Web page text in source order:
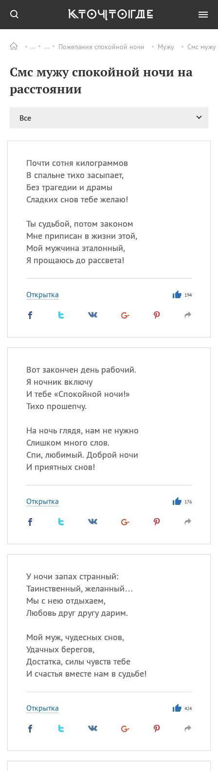
Пожелания спокойной ночи Мужу Смс мужу
Смс мужу спокойной ночи на
расстоянии
Все
Почти сотня килограммов
В спальне тихо засыпает,
Без трагедии и драмы
Сладких снов тебе желаю!
Ты судьбой, потом законом
Мне приписан в жизни этой,
Мой мужчина эталонный,
Я прощаюсь до рассвета!
Открытка 194
Вот закончен день рабочий.
Я ночник включу
И тебе «Спокойной ночи!»
Тихо прошепчу.
На ночь глядя, нам не нужно
Слишком много слов.
Спи, любимый. Доброй ночи
И приятных снов!
Открытка 176
У ночи запах странный:
Таинственный, желанный…
Мы с нею отдыхаем,
Любовь друг другу дарим.
Мой муж, чудесных снов,
Удачных берегов,
Достатка, силы чувств тебе
И счастья вместе нам в судьбе!
Открытка 424
ПРАЗДНИКИ Все
11.08 Рождество святителя
праздник
12.08 День
Сегодня празднуют именины
Акакий
Еще
,
Антонина
Еще